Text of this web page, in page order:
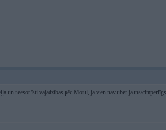
un neesot īsti vajadzības pēc Motul, ja vien nav uber jauns/cimperlīgs